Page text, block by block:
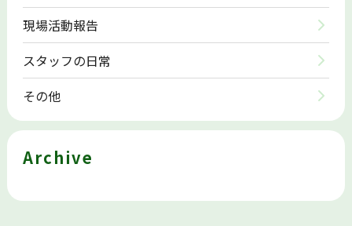
現場活動報告
スタッフの日常
その他
Archive